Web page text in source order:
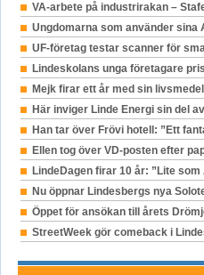
VA-arbete på industrirakan –
Ungdomarna som använder sina
UF-företag testar scanner för
Lindeskolans unga företagare
Mejk firar ett år med sin
Här inviger Linde Energi sin del
Han tar över Frövi hotell: ”Ett
Ellen tog över VD-posten efter
LindeDagen firar 10 år: ”Lite som
Nu öppnar Lindesbergs nya
Öppet för ansökan till årets
StreetWeek gör comeback i